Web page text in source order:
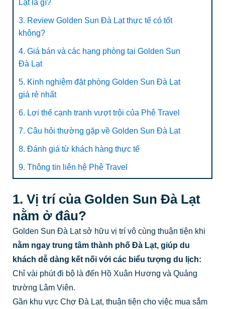
Lạt là gì?
3. Review Golden Sun Đà Lạt thực tế có tốt
không?
4. Giá bán và các hạng phòng tại Golden Sun
Đà Lạt
5. Kinh nghiệm đặt phòng Golden Sun Đà Lạt
giá rẻ nhất
6. Lợi thế cạnh tranh vượt trội của Phê Travel
7. Câu hỏi thường gặp về Golden Sun Đà Lạt
8. Đánh giá từ khách hàng thực tế
9. Thông tin liên hệ Phê Travel
1. Vị trí của Golden Sun Đà Lạt
nằm ở đâu?
Golden Sun Đà Lạt sở hữu vị trí vô cùng thuận tiện khi
nằm ngay trung tâm thành phố Đà Lạt, giúp du
khách dễ dàng kết nối với các biểu tượng du lịch:
Chỉ vài phút đi bộ là đến Hồ Xuân Hương và Quảng
trường Lâm Viên.
Gần khu vực Chợ Đà Lạt, thuận tiện cho việc mua sắm